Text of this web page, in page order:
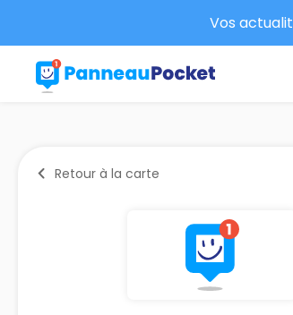
Vos
Retour à la carte